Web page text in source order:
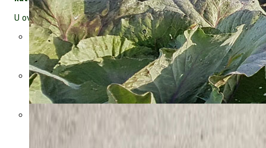
U ovaj MODUL spadaju:
OPG i drugi poljoprivrednici(potkategorije: ratarstvo,
voćarstvo, vinogradarstvo, povrćarstvo, ukrasno bilje i
maslinarstvo),
TVRTKE koje se bave poljoprivrednom proizvodnjom,
((d.d., d.o.o., zadruge) (potkategorije: ratarstvo, voćarstvo,
vinogradarstvo, povrćarstvo, ukrasno bilje i maslinarstvo)),
PRAVNE I FIZIČKE
osobe koje održavaju javne površine
(parkovi, okućnice, sportski tereni, ceste, pruge i druge
javne površine) potkategorije: komunalne tvrtke i druge